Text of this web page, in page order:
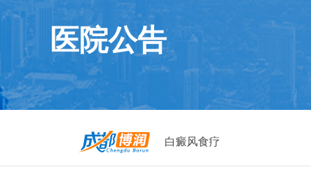
医院公告
白癜风食疗